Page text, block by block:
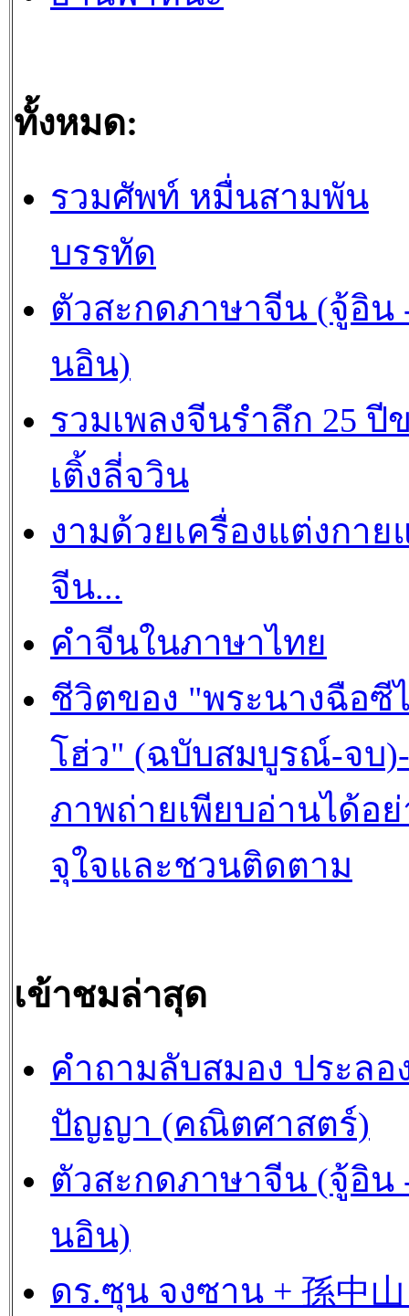
ทั้งหมด:
รวมศัพท์ หมื่นสามพัน
บรรทัด
ตัวสะกดภาษาจีน (จู้อิน
นอิน)
รวมเพลงจีนรำลึก 25 ปี
เติ้งลี่จวิน
งามด้วยเครื่องแต่งกาย
จีน...
คำจีนในภาษาไทย
ชีวิตของ "พระนางฉือซี
โฮ่ว" (ฉบับสมบูรณ์-จบ)-
ภาพถ่ายเพียบอ่านได้อย่
จุใจและชวนติดตาม
เข้าชมล่าสุด
คำถามลับสมอง ประลอ
ปัญญา (คณิตศาสตร์)
ตัวสะกดภาษาจีน (จู้อิน
นอิน)
ดร.ซุน จงซาน + 孫中